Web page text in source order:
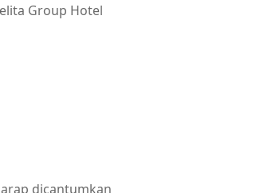
Group Hotel
dicantumkan